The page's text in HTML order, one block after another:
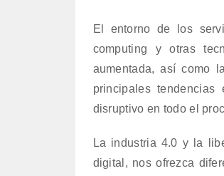
El entorno de los
computing y otras
aumentada, así como
principales
disruptivo en todo el
La industria 4.0 y la
digital, nos ofrezca